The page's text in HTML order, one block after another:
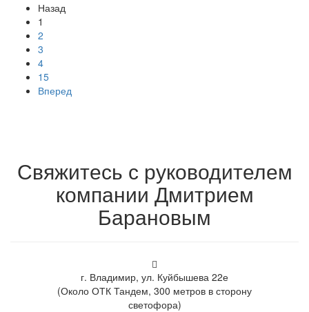
Назад
1
2
3
4
15
Вперед
Свяжитесь с руководителем
компании Дмитрием
Барановым
г. Владимир, ул. Куйбышева 22е
(Около ОТК Тандем, 300 метров в сторону
светофора)